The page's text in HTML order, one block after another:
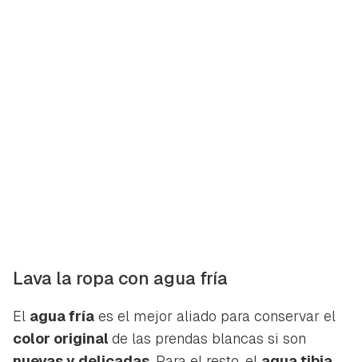
Lava la ropa con agua fría
El agua fría es el mejor aliado para conservar el
color original de las prendas blancas si son